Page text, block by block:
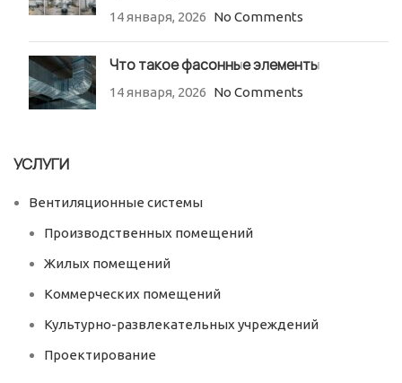
14 января, 2026 No Comments
Что такое фасонные элементы
14 января, 2026 No Comments
УСЛУГИ
Вентиляционные системы
Производственных помещений
Жилых помещений
Коммерческих помещений
Культурно-развлекательных учреждений
Проектирование